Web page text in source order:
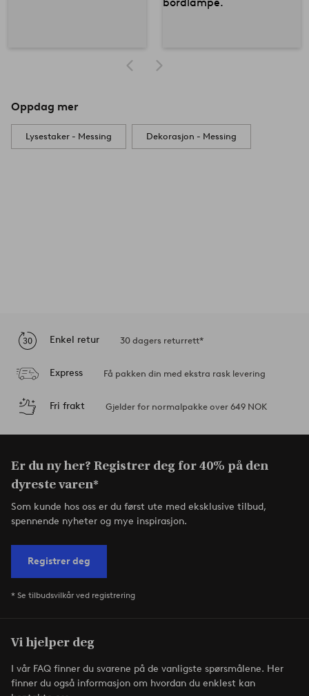
Oppdag mer
Lysestaker - Messing Dekorasjon - Messing
Enkel retur 30 dagers returrett*
Express Få pakken din med ekstra rask levering
Fri frakt Gjelder for normalpakke over 649 NOK
Er du ny her? Registrer deg for 40% på den
dyreste varen*
Som kunde hos oss er du først ute med eksklusive tilbud,
spennende nyheter og mye inspirasjon.
Registrer deg
* Se tilbudsvilkår ved registrering
Vi hjelper deg
I vår FAQ finner du svarene på de vanligste spørsmålene. Her
finner du også informasjon om hvordan du enklest kan